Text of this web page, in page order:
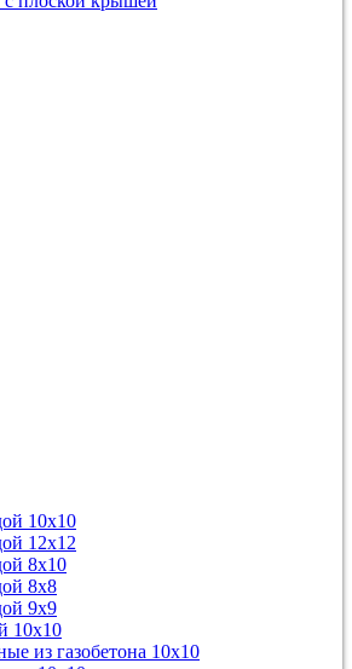
10х10
12х12
8х10
8х8
9х9
10х10
из газобетона 10х10